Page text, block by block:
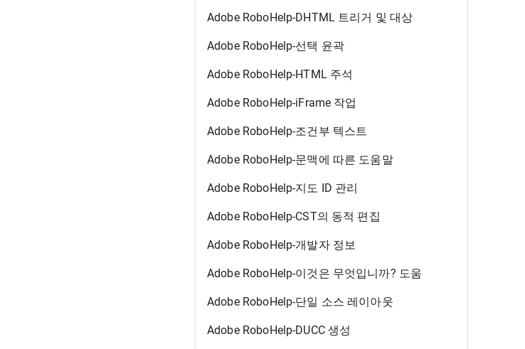
Adobe RoboHelp-DHTML 트리거 및 대상
Adobe RoboHelp-선택 윤곽
Adobe RoboHelp-HTML 주석
Adobe RoboHelp-iFrame 작업
Adobe RoboHelp-조건부 텍스트
Adobe RoboHelp-문맥에 따른 도움말
Adobe RoboHelp-지도 ID 관리
Adobe RoboHelp-CST의 동적 편집
Adobe RoboHelp-개발자 정보
Adobe RoboHelp-이것은 무엇입니까? 도움
Adobe RoboHelp-단일 소스 레이아웃
Adobe RoboHelp-DUCC 생성